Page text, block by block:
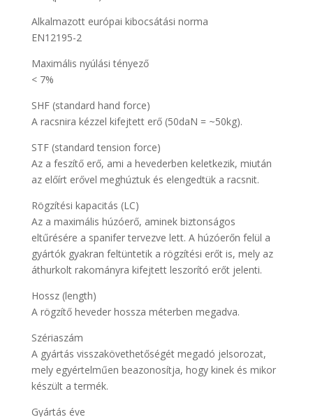
Alkalmazott európai kibocsátási norma
EN12195-2
Maximális nyúlási tényező
< 7%
SHF (standard hand force)
A racsnira kézzel kifejtett erő (50daN = ~50kg).
STF (standard tension force)
Az a feszítő erő, ami a hevederben keletkezik, miután
az előírt erővel meghúztuk és elengedtük a racsnit.
Rögzítési kapacitás (LC)
Az a maximális húzóerő, aminek biztonságos
eltűrésére a spanifer tervezve lett. A húzóerőn felül a
gyártók gyakran feltüntetik a rögzítési erőt is, mely az
áthurkolt rakományra kifejtett leszorító erőt jelenti.
Hossz (length)
A rögzítő heveder hossza méterben megadva.
Szériaszám
A gyártás visszakövethetőségét megadó jelsorozat,
mely egyértelműen beazonosítja, hogy kinek és mikor
készült a termék.
Gyártás éve